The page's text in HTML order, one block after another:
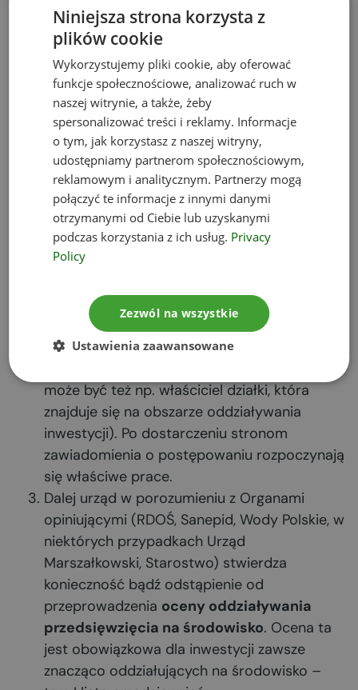
Organ ustala,czy wniosek jest kompletny
Jeśli brakuje jakichś informacji lub
załączników, organ zgłasza tzw. braki
formalne i wzywa wnioskującego do
uzupełniania dokumentu w terminie do 7 dni
od otrzymania zgłoszenia. Jeśli wnioskujący
nie zareaguje, sprawa pozostaje „bez
rozpoznania” – procedura najczęściej zostaje
umorzona a w konsekwencji nie jest
wydawana decyzja środowiskowa. Procedura
zatem musi zostać ponownie przez
Wnioskodawcę zainicjowana. Sytuacja ta
skarbowej.
rozpoczyna postępowanie
administracyjne– zostają rozpoznane
może być też np. właściciel działki, która
znajduje się na obszarze oddziaływania
inwestycji). Po dostarczeniu stronom
zawiadomienia o postępowaniu rozpoczynają
się właściwe prace.
Dalej urząd w porozumieniu z Organami
opiniującymi (RDOŚ, Sanepid, Wody Polskie, w
niektórych przypadkach Urząd
Marszałkowski, Starostwo) stwierdza
konieczność bądź odstąpienie od
przeprowadzenia oceny oddziaływania
przedsięwzięcia na środowisko. Ocena ta
jest obowiązkowa dla inwestycji zawsze
znacząco oddziałujących na środowisko –
Niniejsza strona korzysta z
plików cookie
Wykorzystujemy pliki cookie, aby oferować
funkcje społecznościowe, analizować ruch w
naszej witrynie, a także, żeby
spersonalizować treści i reklamy. Informacje
o tym, jak korzystasz z naszej witryny,
udostępniamy partnerom społecznościowym,
reklamowym i analitycznym. Partnerzy mogą
połączyć te informacje z innymi danymi
otrzymanymi od Ciebie lub uzyskanymi
podczas korzystania z ich usług. Privacy
Policy
Zezwól na wszystkie
Ustawienia zaawansowane